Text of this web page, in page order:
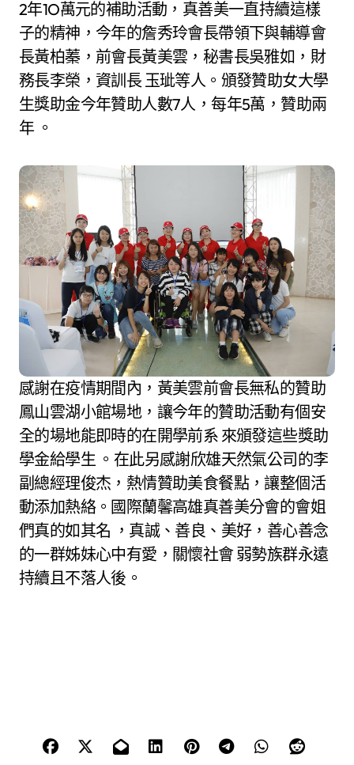
2年1O萬元的補助活動，真善美一直持續這樣
子的精神，今年的詹秀玲會長帶領下與輔導會
長黃柏蓁，前會長黃美雲，秘書長吳雅如，財
務長李榮，資訓長 玉玼等人。頒發贊助女大學
生獎助金今年贊助人數7人，每年5萬，贊助兩
年 。
感謝在疫情期間內，黃美雲前會長無私的贊助
鳳山雲湖小館場地，讓今年的贊助活動有個安
全的場地能即時的在開學前系 來頒發這些獎助
學金給學生 。在此另感謝欣雄天然氣公司的李
副總經理俊杰，熱情贊助美食餐點，讓整個活
動添加熱絡。國際蘭馨高雄真善美分會的會姐
們真的如其名 ，真誠、善良、美好，善心善念
的一群姊妹心中有愛，關懷社會 弱勢族群永遠
持續且不落人後。